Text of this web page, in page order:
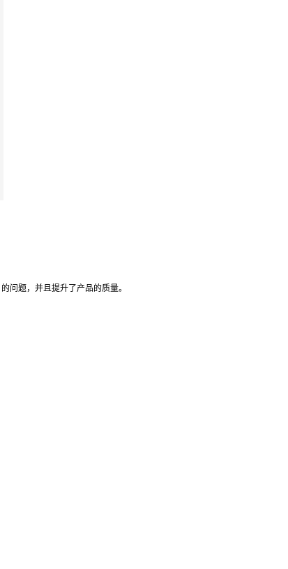
问题，并且提升了产品的质量。